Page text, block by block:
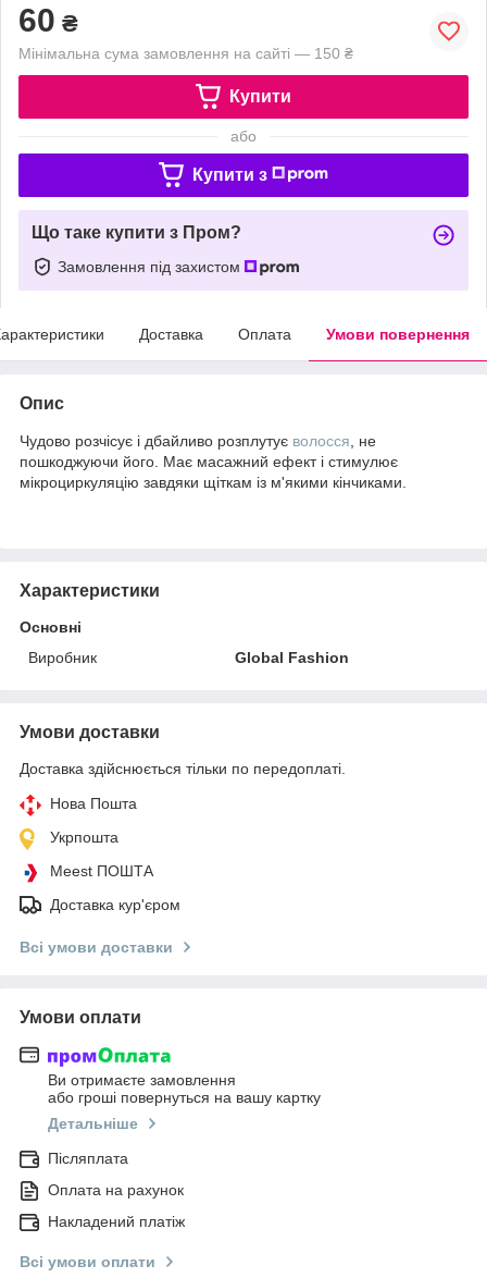
60 ₴
Мінімальна сума замовлення на сайті — 150 ₴
Купити
або
Купити з
Що таке купити з Пром?
Замовлення під захистом
Доставка Оплата Умови повернення
Опис
Чудово розчісує і дбайливо розплутує волосся , не
пошкоджуючи його. Має масажний ефект і стимулює
мікроциркуляцію завдяки щіткам із м'якими кінчиками.
Характеристики
Основні
Виробник
Global Fashion
Умови доставки
Доставка здійснюється тільки по передоплаті.
Нова Пошта
Укрпошта
Meest ПОШТА
Доставка кур'єром
Всі умови доставки
Умови оплати
Ви отримаєте замовлення
або гроші повернуться на вашу картку
Детальніше
Післяплата
Оплата на рахунок
Накладений платіж
Всі умови оплати